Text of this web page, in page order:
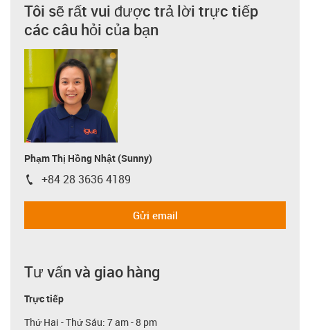
Tôi sẽ rất vui được trả lời trực tiếp
các câu hỏi của bạn
Phạm Thị Hồng Nhật (Sunny)
igus-icon-phone
+84 28 3636 4189
Gửi email
Tư vấn và giao hàng
Trực tiếp
Thứ Hai - Thứ Sáu: 7 am - 8 pm